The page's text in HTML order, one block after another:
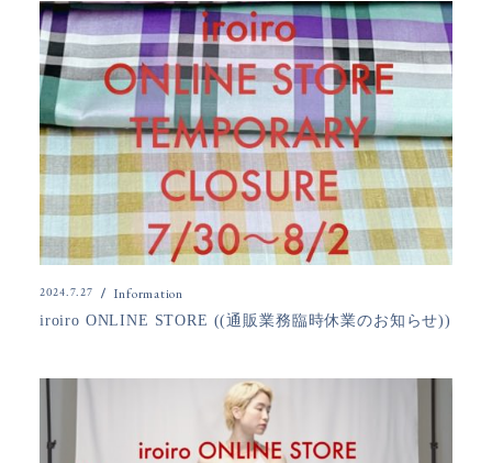
2024.7.27 Information
iroiro ONLINE STORE ((通販業務臨時休業のお知らせ))